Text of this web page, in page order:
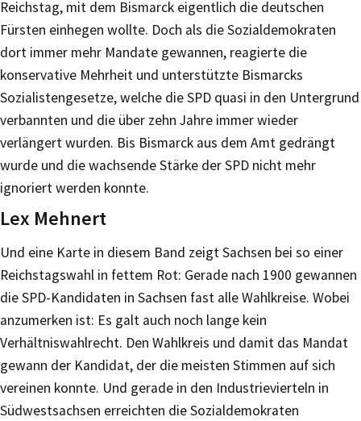
Reichstag, mit dem Bismarck eigentlich die deutschen
Fürsten einhegen wollte. Doch als die Sozialdemokraten
dort immer mehr Mandate gewannen, reagierte die
konservative Mehrheit und unterstützte Bismarcks
Sozialistengesetze, welche die SPD quasi in den Untergrund
verbannten und die über zehn Jahre immer wieder
verlängert wurden. Bis Bismarck aus dem Amt gedrängt
wurde und die wachsende Stärke der SPD nicht mehr
ignoriert werden konnte.
Lex Mehnert
Und eine Karte in diesem Band zeigt Sachsen bei so einer
Reichstagswahl in fettem Rot: Gerade nach 1900 gewannen
die SPD-Kandidaten in Sachsen fast alle Wahlkreise. Wobei
anzumerken ist: Es galt auch noch lange kein
Verhältniswahlrecht. Den Wahlkreis und damit das Mandat
gewann der Kandidat, der die meisten Stimmen auf sich
vereinen konnte. Und gerade in den Industrievierteln in
Südwestsachsen erreichten die Sozialdemokraten